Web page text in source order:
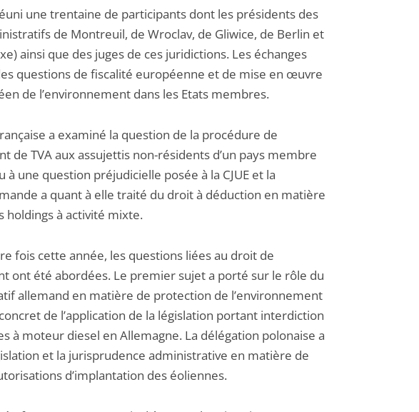
une trentaine de participants dont les présidents des
de Montreuil, de Wroclav, de Gliwice, de Berlin et
ainsi que des juges de ces juridictions. Les échanges
questions de fiscalité européenne et de mise en œuvre
de l’environnement dans les Etats membres.
a examiné la question de la procédure de
de TVA aux assujettis non-résidents d’un pays membre
à une question préjudicielle posée à la CJUE et la
a quant à elle traité du droit à déduction en matière
holdings à activité mixte.
fois cette année, les questions liées au droit de
ont été abordées. Le premier sujet a porté sur le rôle du
allemand en matière de protection de l’environnement
de l’application de la législation portant interdiction
à moteur diesel en Allemagne. La délégation polonaise a
et la jurisprudence administrative en matière de
d’implantation des éoliennes.